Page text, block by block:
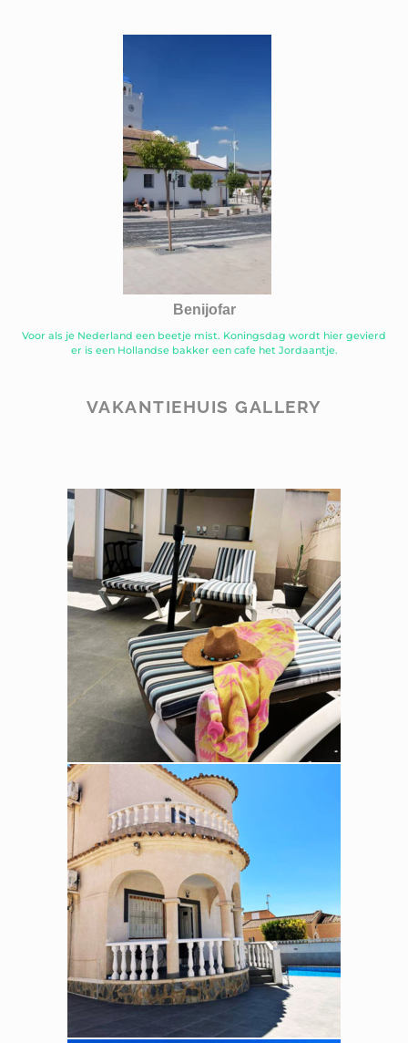
Benijofar
Voor als je Nederland een beetje mist. Koningsdag wordt hier gevierd
er is een Hollandse bakker een cafe het Jordaantje.
VAKANTIEHUIS GALLERY